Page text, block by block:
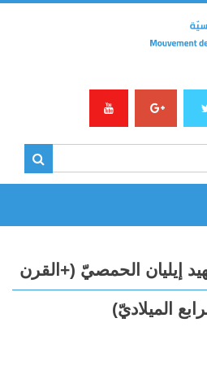
إيليان الحمصيّ (+القرن
الميلاديّ)